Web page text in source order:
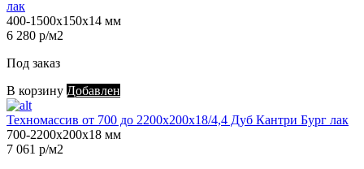
лак
400-1500х150х14 мм
6 280 р/м2
Под заказ
В корзину Добавлен
Техномассив от 700 до 2200х200х18/4,4 Дуб Кантри Бург лак
700-2200х200х18 мм
7 061 р/м2